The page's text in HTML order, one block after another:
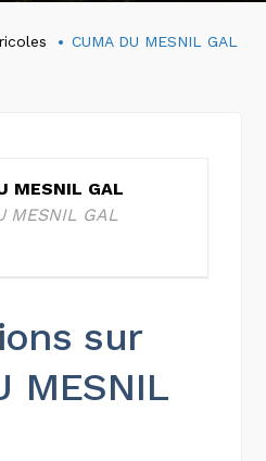
CUMA DU MESNIL GAL
MESNIL GAL
MESNIL GAL
sur
MESNIL